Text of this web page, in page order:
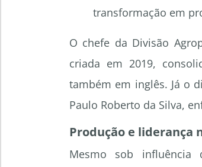
transformação em
O chefe da Divisão
criada em 2019,
também em inglês. Já o
Paulo Roberto da Silva,
Produção e liderança
Mesmo sob influência